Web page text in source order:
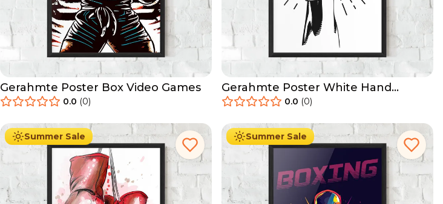
Gerahmte Poster Box Video Games
0.0 (0)
Gerahmte Poster White Hand
Boxing
0.0 (0)
Summer Sale
Ab 49.90 € 29.90
Summer Sale
Ab 49.90 € 29.90